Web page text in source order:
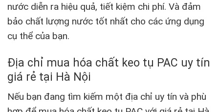
nước diễn ra hiệu quả, tiết kiệm chi phí. Và đảm
bảo chất lượng nước tốt nhất cho các ứng dụng
cụ thể của bạn.
Địa chỉ mua hóa chất keo tụ PAC uy tín
giá rẻ tại Hà Nội
Nếu bạn đang tìm kiếm một địa chỉ uy tín và phù